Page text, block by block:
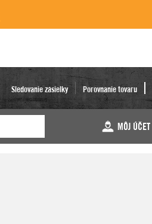
Sledovanie zásielky Porovnanie tovaru
MÔJ ÚČET